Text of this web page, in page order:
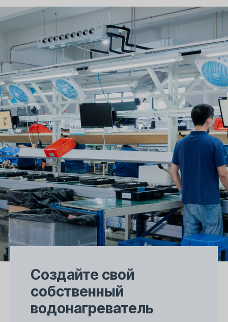
Это заголовок
Создайте свой
собственный
водонагреватель